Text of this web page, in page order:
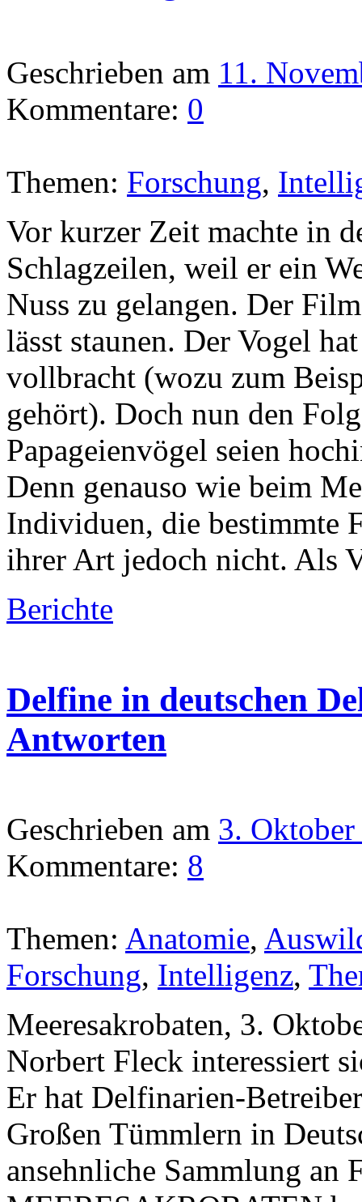
Geschrieben am 11.
Kommentare: 0
Themen: Forschung,
Vor kurzer Zeit machte in
Schlagzeilen, weil er ein
Nuss zu gelangen. Der
lässt staunen. Der Vogel
vollbracht (wozu zum
gehört). Doch nun den
Papageienvögel seien
Denn genauso wie beim
Individuen, die bestimmte
ihrer Art jedoch nicht. Als
Berichte
Delfine in deutschen
Antworten
Geschrieben am 3.
Kommentare: 8
Themen: Anatomie,
Forschung, Intelligenz,
Meeresakrobaten, 3.
Norbert Fleck interessiert
Er hat Delfinarien-
Großen Tümmlern in
ansehnliche Sammlung an